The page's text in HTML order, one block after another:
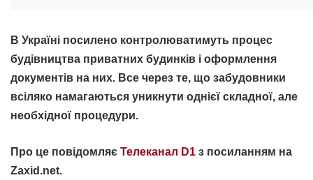
В Україні посилено контролюватимуть процес
будівництва приватних будинків і оформлення
документів на них. Все через те, що забудовники
всіляко намагаються уникнути однієї складної, але
необхідної процедури.
Про це повідомляє Телеканал D1 з посиланням на
Zaxid.net.